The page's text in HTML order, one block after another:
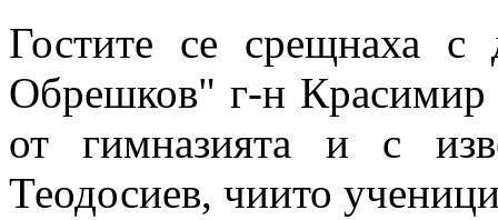
Гостите се срещнаха
Обрешков" г-н
от гимназията и с
Теодосиев, чиито